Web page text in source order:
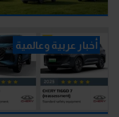
أخبار عربية وعالمية